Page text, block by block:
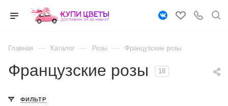
Главная — Каталог — Розы — Французские розы
Французские розы 18
ФИЛЬТР